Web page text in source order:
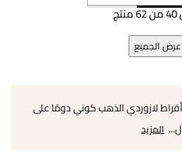
عرض الجميع
لازوردي الذهب كوني دومًا على
المزيد